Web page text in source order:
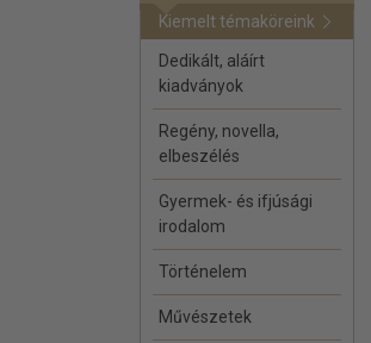
Kiemelt témaköreink
Dedikált, aláírt
kiadványok
Regény, novella,
elbeszélés
Gyermek- és ifjúsági
irodalom
Történelem
Művészetek